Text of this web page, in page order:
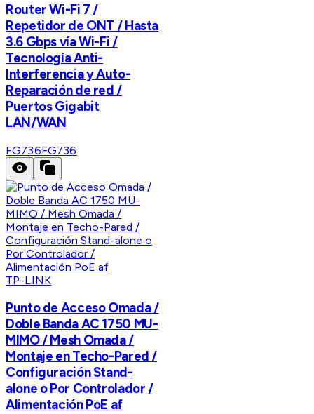
Router Wi-Fi 7 /
Repetidor de ONT / Hasta
3.6 Gbps vía Wi-Fi /
Tecnología Anti-
Interferencia y Auto-
Reparación de red /
Puertos Gigabit
LAN/WAN
FG736FG736
TP-LINK
Punto de Acceso Omada /
Doble Banda AC 1750 MU-
MIMO / Mesh Omada /
Montaje en Techo-Pared /
Configuración Stand-
alone o Por Controlador /
Alimentación PoE af